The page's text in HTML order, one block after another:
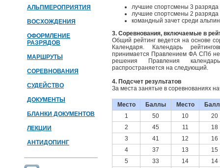
АЛЬПМЕРОПРИЯТИЯ
ВОСХОЖДЕНИЯ
ОФОРМЛЕНИЕ
РАЗРЯДОВ
МАРШРУТЫ
СОРЕВНОВАНИЯ
СУДЕЙСТВО
ДОКУМЕНТЫ
БЛАНКИ ДОКУМЕНТОВ
ЛЕКЦИИ
АНТИДОПИНГ
лучшие спортсмены 3 разряда
лучшие спортсмены 2 разряда
командный зачет среди
3. Соревнования, включаемые в
Общий рейтинг ведется на основе
Календаря. Календарь
принимается Правлением ФА СПб
решения Правления
распространяется на следующий.
4. Подсчет результатов
За места занятые в соревнованиях
Место Баллы Место
1
50 10
20
2
45 11
18
3
41 12
16
4
37 13
15
5
33 14
14